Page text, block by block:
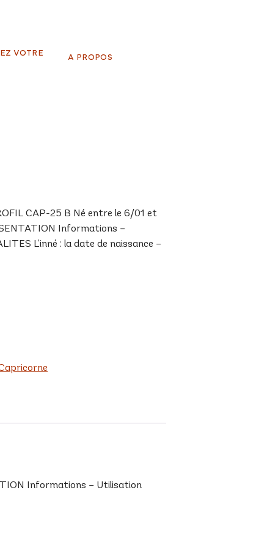
VOTRE
A PROPOS
CAP-25 B Né entre le 6/01 et
Informations –
L’inné : la date de naissance –
Informations – Utilisation